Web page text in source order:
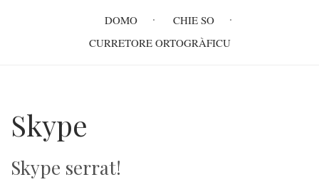
navigation
DOMO
CHIE SO
CURRETORE ORTOGRÀFICU
Skype
Skype serrat!